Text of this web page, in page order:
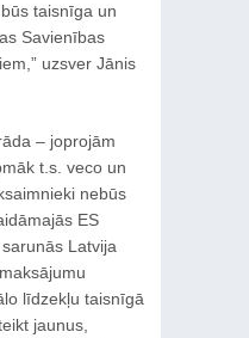
taisnīga un
Savienības
uzsver Jānis
– joprojām
t.s. veco un
nebūs
ES
Latvija
līdzekļu taisnīgā
jaunus,